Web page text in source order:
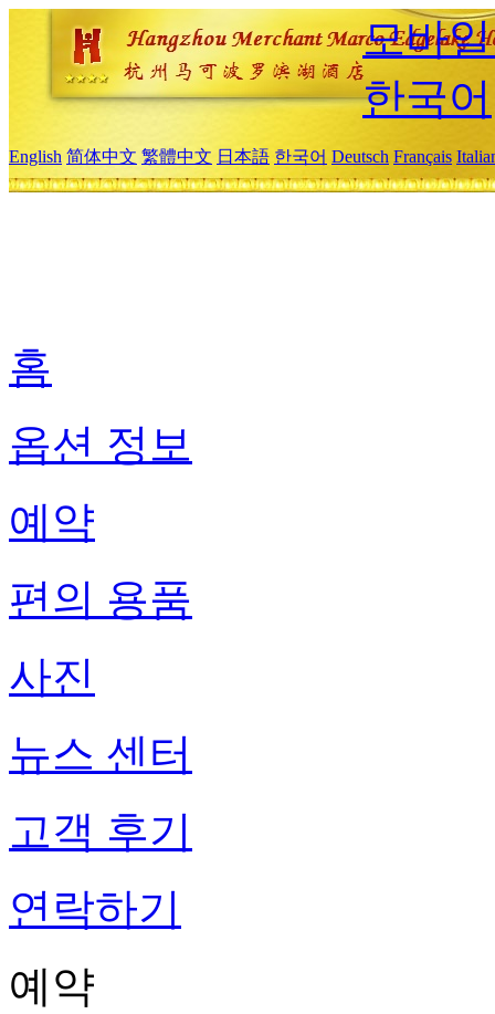
모바
한국어
English 简体中文 繁體中文 日本語 한국어 Deutsch Français
홈
옵션 정보
예약
편의 용품
사진
뉴스 센터
고객 후기
연락하기
예약